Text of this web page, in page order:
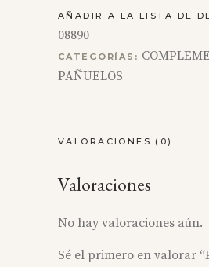
AÑADIR A LA LISTA DE
08890
CATEGORÍAS:
PAÑUELOS
VALORACIONES (0)
Valoraciones
No hay valoraciones aún.
Sé el primero en valorar